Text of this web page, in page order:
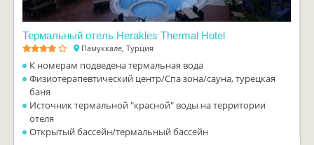
Термальный отель Herakles Thermal Hotel
Памуккале, Турция
К номерам подведена термальная вода
Физиотерапевтический центр/Спа зона/сауна, турецкая
баня
Источник термальной "красной" воды на территории
отеля
Открытый бассейн/термальный бассейн